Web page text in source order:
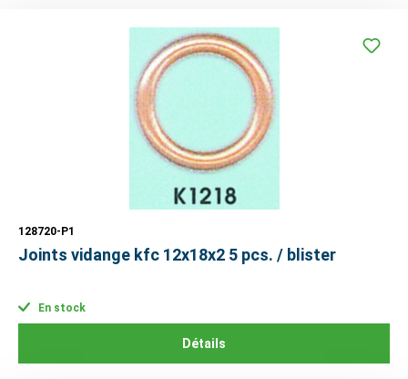
128720-P1
Joints vidange kfc 12x18x2 5 pcs. / blister
En stock
Détails